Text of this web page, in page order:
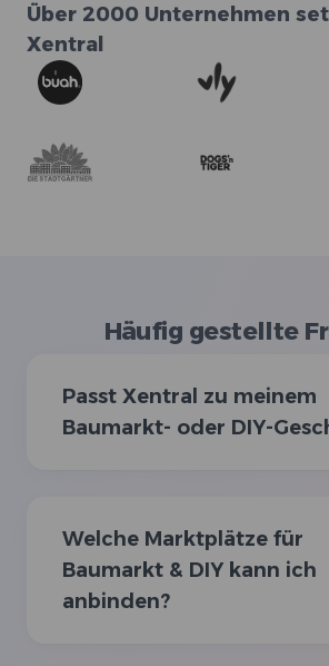
Über 2000 Unternehmen
Xentral
Häufig gestellte
Passt Xentral zu meinem
Baumarkt- oder DIY-
Welche Marktplätze für
Baumarkt & DIY kann ich
anbinden?